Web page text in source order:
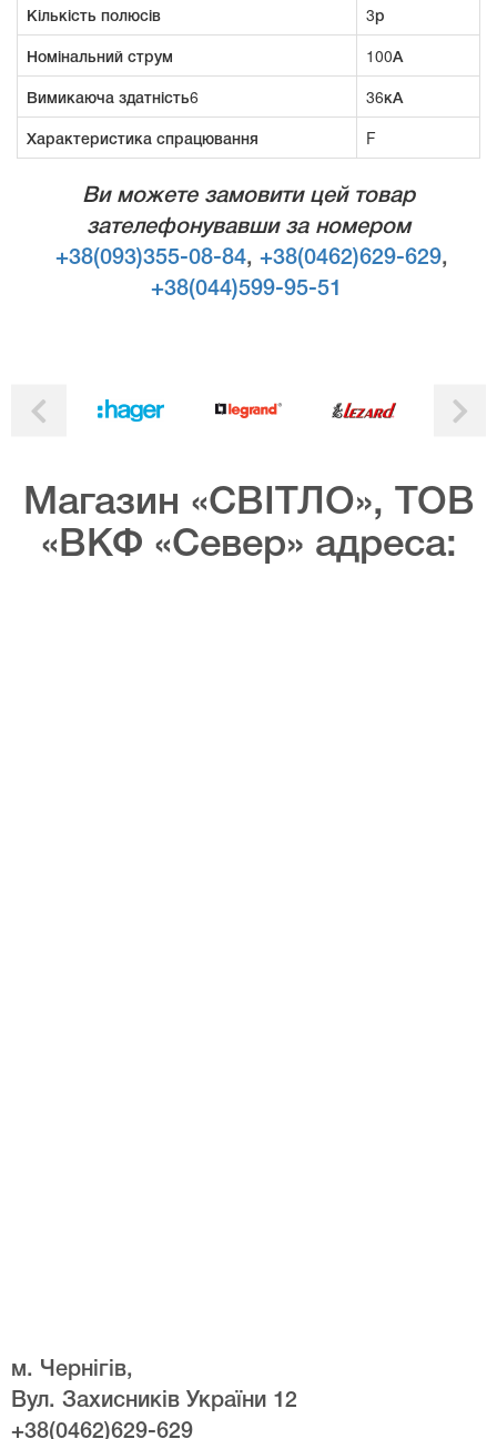
Кількість полюсів
3р
Номінальний струм
100А
Вимикаюча здатність6
36кА
Характеристика спрацювання
F
Ви можете замовити цей товар
зателефонувавши за номером
+38(093)355-08-84, +38(0462)629-629,
+38(044)599-95-51
Магазин «СВІТЛО», ТОВ
«ВКФ «Север» адреса:
м. Чернігів,
Вул. Захисників України 12
+38(0462)629-629